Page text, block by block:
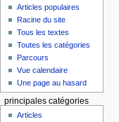
Articles populaires
Racine du site
Tous les textes
Toutes les catégories
Parcours
Vue calendaire
Une page au hasard
principales catégories
Articles